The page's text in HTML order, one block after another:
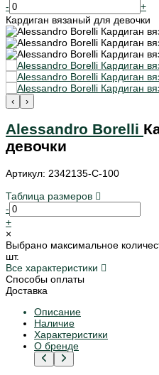
-
+
Кардиган вязаный для девочки
‹ ›
Alessandro Borelli
девочки
Артикул: 2342135-C-100
Таблица размеров
-
+
×
Выбрано максимальное
шт.
Все характеристики
Способы оплаты
Доставка
Описание
Наличие
Характеристики
О бренде